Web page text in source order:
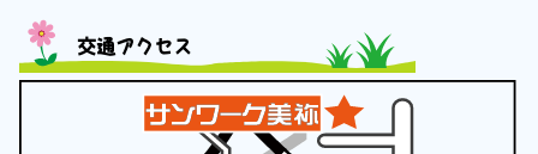
交通アクセス